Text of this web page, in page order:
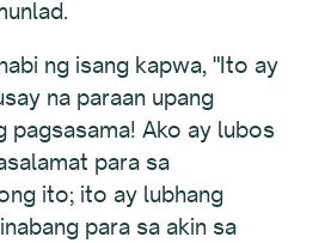
ng isang kapwa, "Ito ay
na paraan upang
pagsasama! Ako ay lubos
para sa
ito; ito ay lubhang
para sa akin sa